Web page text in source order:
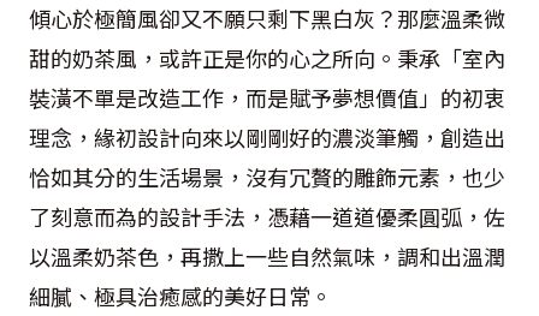
傾心於極簡風卻又不願只剩下黑白灰？那麼溫柔微
甜的奶茶風，或許正是你的心之所向。秉承「室內
裝潢不單是改造工作，而是賦予夢想價值」的初衷
理念，緣初設計向來以剛剛好的濃淡筆觸，創造出
恰如其分的生活場景，沒有冗贅的雕飾元素，也少
了刻意而為的設計手法，憑藉一道道優柔圓弧，佐
以溫柔奶茶色，再撒上一些自然氣味，調和出溫潤
細膩、極具治癒感的美好日常。